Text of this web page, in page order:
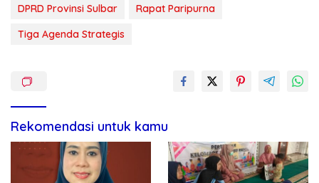
DPRD Provinsi Sulbar
Rapat Paripurna
Tiga Agenda Strategis
Rekomendasi untuk kamu